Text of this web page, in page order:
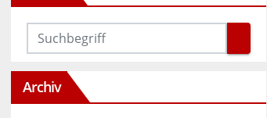
Archiv